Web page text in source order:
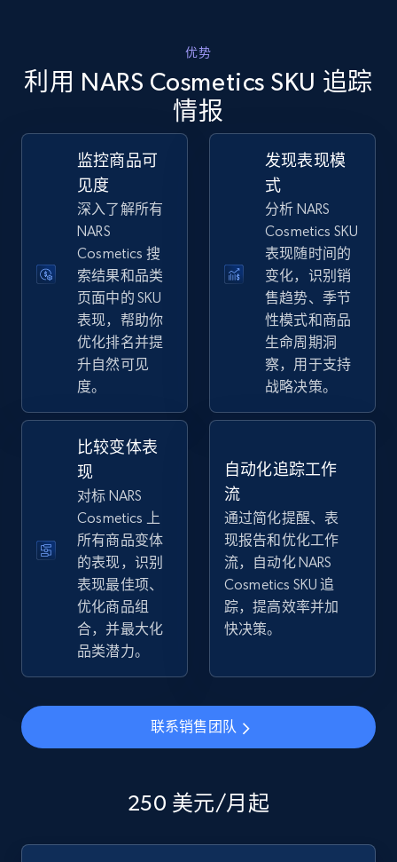
Seller reviews, Breadcrumbs, Root category, and
2.5K+ 立即开始
eBay - Gather data on products using
specified keywords
URL, Product id, Title, Seller name, Seller rating,
Seller reviews, Breadcrumbs, Root category, and
more.
2.5K+ 359+
eBay - Collect products from shops on eBay
URL, Product id, Title, Seller name, Seller rating,
Seller reviews, Breadcrumbs, Root category, and
more.
2.5K+
eBay - Collect records by category
Seller reviews, Breadcrumbs, Root category, and
优势
利用 NARS Cosmetics SKU 追踪
情报
监控商品可
见度
深入了解所有
NARS
Cosmetics 搜
索结果和品类
页面中的 SKU
表现，帮助你
优化排名并提
升自然可见
度。
发现表现模
式
分析 NARS
Cosmetics SKU
表现随时间的
变化，识别销
售趋势、季节
性模式和商品
生命周期洞
察，用于支持
战略决策。
比较变体表
现
对标 NARS
Cosmetics 上
所有商品变体
的表现，识别
表现最佳项、
优化商品组
合，并最大化
品类潜力。
自动化追踪工作
流
通过简化提醒、表
现报告和优化工作
流，自动化 NARS
Cosmetics SKU 追
踪，提高效率并加
快决策。
联系销售团队
250 美元/月起